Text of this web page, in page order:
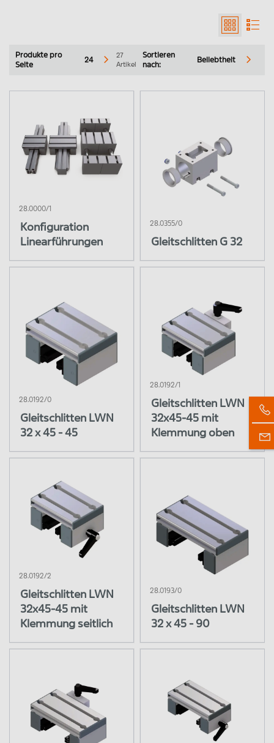
Präzisionsstahlwellen in eigener Fertigung
Linearmodule
Gleitführungen
Konfiguration Gleitführungen
Gleitschlitten G 32
Gleitleisten
Linearsystem LB
Wellenböcke
Gehäuseeinheiten
Quattro Linearschlitten
Traverse
Wellenunterstützung
Menü Schließen
Produkte pro
Seite
24
27
Artikel
Sortieren
nach:
Beliebtheit
28.0000/1
Konfiguration
Linearführungen
28.0355/0
Gleitschlitten G 32
28.0192/0
Gleitschlitten LWN
32 x 45 - 45
28.0192/1
Gleitschlitten LWN
32x45-45 mit
Klemmung oben
28.0192/2
Gleitschlitten LWN
32x45-45 mit
Klemmung seitlich
28.0193/0
Gleitschlitten LWN
32 x 45 - 90